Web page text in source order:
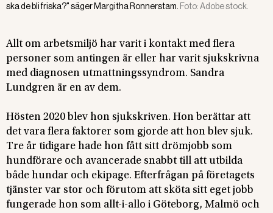
ska de bli friska?" säger Margitha Ronnerstam. Foto:Adobe stock.
Allt om arbetsmiljö har varit i kontakt med flera
personer som antingen är eller har varit sjukskrivna
med diagnosen utmattningssyndrom. Sandra
Lundgren är en av dem.
Hösten 2020 blev hon sjukskriven. Hon berättar att
det vara flera faktorer som gjorde att hon blev sjuk.
Tre år tidigare hade hon fått sitt drömjobb som
hundförare och avancerade snabbt till att utbilda
både hundar och ekipage. Efterfrågan på företagets
tjänster var stor och förutom att sköta sitt eget jobb
fungerade hon som allt-i-allo i Göteborg, Malmö och